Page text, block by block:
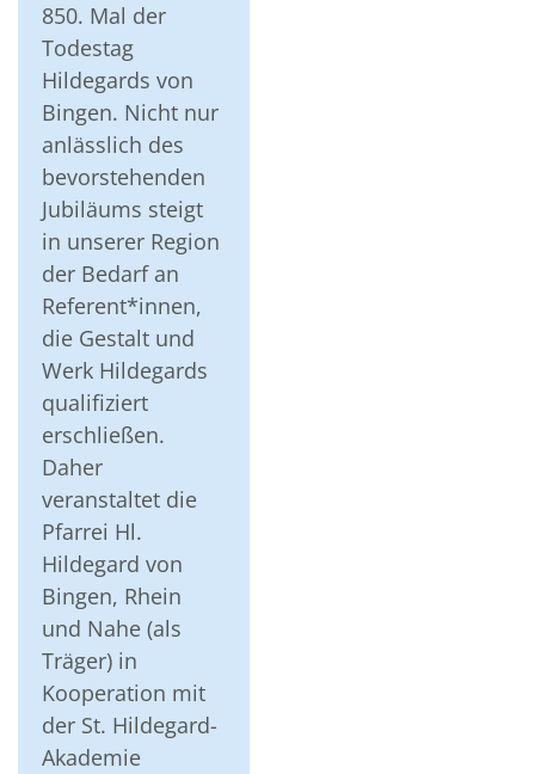
850. Mal der
Todestag
Hildegards von
Bingen. Nicht nur
anlässlich des
bevorstehenden
Jubiläums steigt
in unserer Region
der Bedarf an
Referent*innen,
die Gestalt und
Werk Hildegards
qualifiziert
erschließen.
Daher
veranstaltet die
Pfarrei Hl.
Hildegard von
Bingen, Rhein
und Nahe (als
Träger) in
Kooperation mit
der St. Hildegard-
Akademie